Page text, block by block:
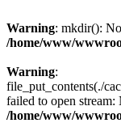
Warning: mkdir():
/home/www/
Warning:
file_put_contents(./
failed to open
/home/www/